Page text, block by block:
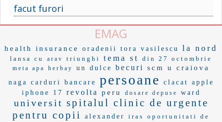
facut furori
EMAG
health insurance oradenii tora vasilescu la nord
lansa cu arav triunghi tema st din 27 octombrie
meta apa herbay un dulce becuri scm u craiova
naga carduri bancare persoane clacat
apple
iphone 17
revolta peru dosare depuse ward
universit spitalul clinic de urgente
pentru copii
alexander iras
oportunitati de